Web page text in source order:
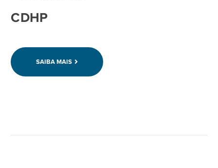
CDHP
SAIBA MAIS